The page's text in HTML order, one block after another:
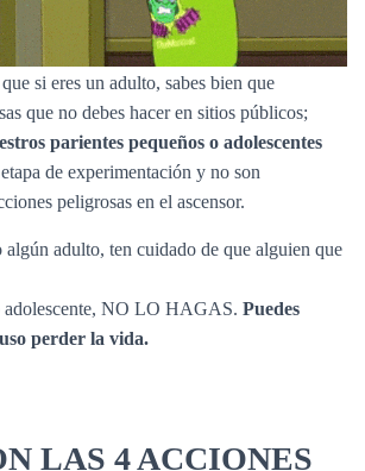
A
A
si eres un adulto, sabes bien que
que no debes hacer en sitios públicos;
parientes pequeños o adolescentes
de experimentación y no son
peligrosas en el ascensor.
algún adulto, ten cuidado de que alguien que
adolescente, NO LO HAGAS. Puedes
perder la vida.
LAS 4 ACCIONES